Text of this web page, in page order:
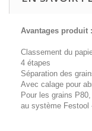
Avantages produit :
Classement du
4 étapes
Séparation des
Avec calage pour
Pour les grains
au système